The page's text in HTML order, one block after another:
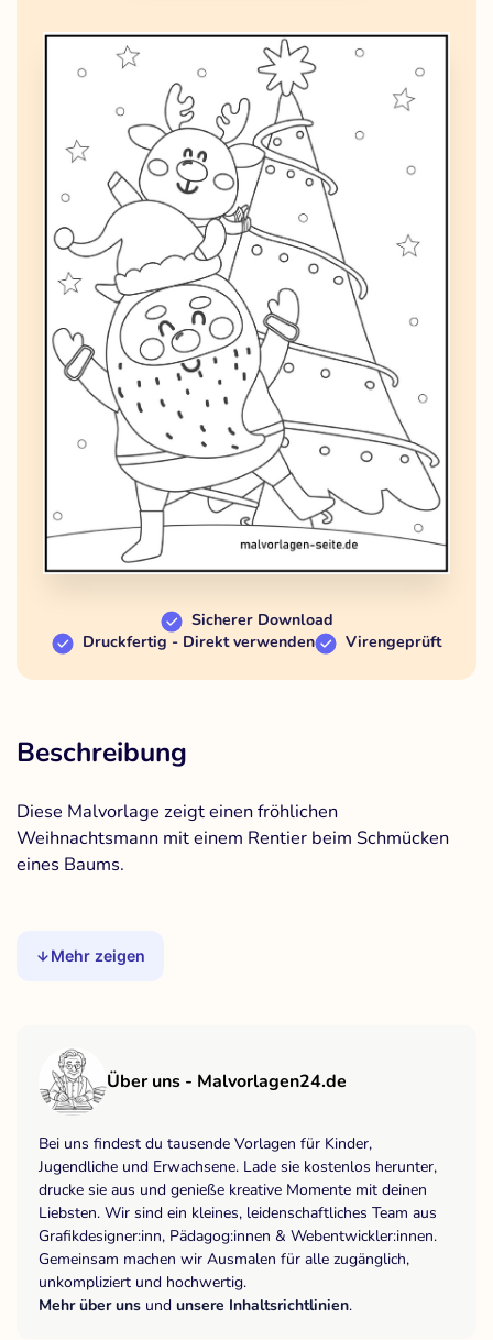
Sicherer Download
Druckfertig - Direkt verwenden
Virengeprüft
Beschreibung
Diese Malvorlage zeigt einen fröhlichen
Weihnachtsmann mit einem Rentier beim Schmücken
eines Baums.
Mehr zeigen
Über uns - Malvorlagen24.de
Bei uns findest du tausende Vorlagen für Kinder,
Jugendliche und Erwachsene. Lade sie kostenlos herunter,
drucke sie aus und genieße kreative Momente mit deinen
Liebsten. Wir sind ein kleines, leidenschaftliches Team aus
Grafikdesigner:inn, Pädagog:innen & Webentwickler:innen.
Gemeinsam machen wir Ausmalen für alle zugänglich,
unkompliziert und hochwertig.
Mehr über uns und unsere Inhaltsrichtlinien.